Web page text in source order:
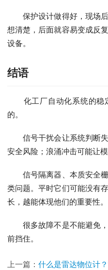
保护设计做得好，现场后
想清楚，后面就容易变成反
设备。
结语
化工厂自动化系统的稳
的。
信号干扰会让系统判断失
安全风险；浪涌冲击可能让
信号隔离器、本质安全栅
类问题。平时它们可能没有
长，越能体现他们的重要性。
很多故障不是不能避免，
前挡住。
上一篇： 什么是雷达物位计？雷